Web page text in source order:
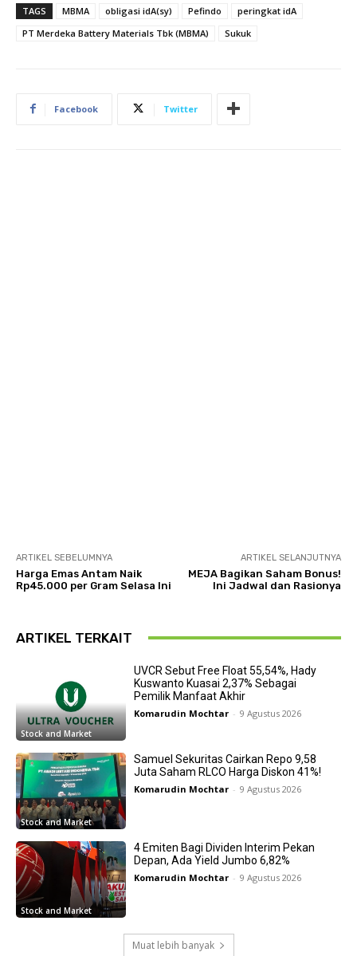
TAGS MBMA obligasi idA(sy) Pefindo
peringkat idA
PT Merdeka Battery Materials Tbk (MBMA)
Sukuk
Facebook Twitter
ARTIKEL SEBELUMNYA
Harga Emas Antam Naik
Rp45.000 per Gram Selasa Ini
ARTIKEL SELANJUTNYA
MEJA Bagikan Saham Bonus!
Ini Jadwal dan Rasionya
ARTIKEL TERKAIT
Stock and Market
UVCR Sebut Free Float 55,54%, Hady
Kuswanto Kuasai 2,37% Sebagai
Pemilik Manfaat Akhir
Komarudin Mochtar - 9 Agustus 2026
Stock and Market
Samuel Sekuritas Cairkan Repo 9,58
Juta Saham RLCO Harga Diskon 41%!
Komarudin Mochtar - 9 Agustus 2026
Stock and Market
4 Emiten Bagi Dividen Interim Pekan
Depan, Ada Yield Jumbo 6,82%
Komarudin Mochtar - 9 Agustus 2026
Muat lebih banyak